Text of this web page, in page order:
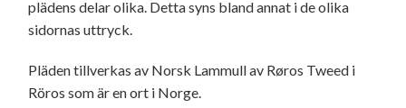
plädens delar olika. Detta syns bland annat i de olika
sidornas uttryck.
Pläden tillverkas av Norsk Lammull av Røros Tweed i
Röros som är en ort i Norge.